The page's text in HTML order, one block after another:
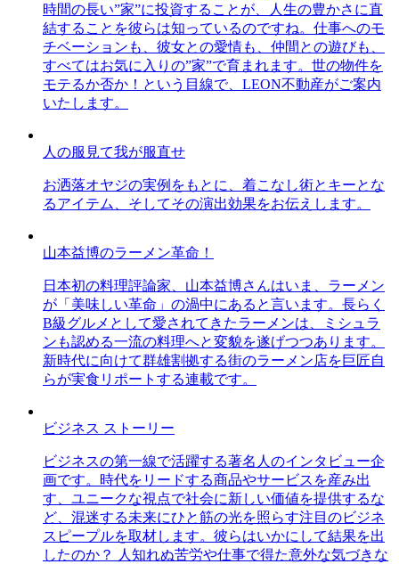
時間の長い”家”に投資することが、人生の豊かさに直
結することを彼らは知っているのですね。仕事へのモ
チベーションも、彼女との愛情も、仲間との遊びも、
すべてはお気に入りの”家”で育まれます。世の物件を
モテるか否か！という目線で、LEON不動産がご案内
いたします。
人の服見て我が服直せ
お洒落オヤジの実例をもとに、着こなし術とキーとな
るアイテム、そしてその演出効果をお伝えします。
山本益博のラーメン革命！
日本初の料理評論家、山本益博さんはいま、ラーメン
が「美味しい革命」の渦中にあると言います。長らく
B級グルメとして愛されてきたラーメンは、ミシュラ
ンも認める一流の料理へと変貌を遂げつつあります。
新時代に向けて群雄割拠する街のラーメン店を巨匠自
らが実食リポートする連載です。
ビジネス ストーリー
ビジネスの第一線で活躍する著名人のインタビュー企
画です。時代をリードする商品やサービスを産み出
す、ユニークな視点で社会に新しい価値を提供するな
ど、混迷する未来にひと筋の光を照らす注目のビジネ
スピープルを取材します。彼らはいかにして結果を出
したのか？ 人知れぬ苦労や仕事で得た意外な気づきな